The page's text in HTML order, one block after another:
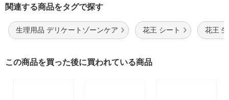
関連する商品をタグで探す
生理用品 デリケートゾーンケア 花王 シート 花王
この商品を買った後に買われている商品